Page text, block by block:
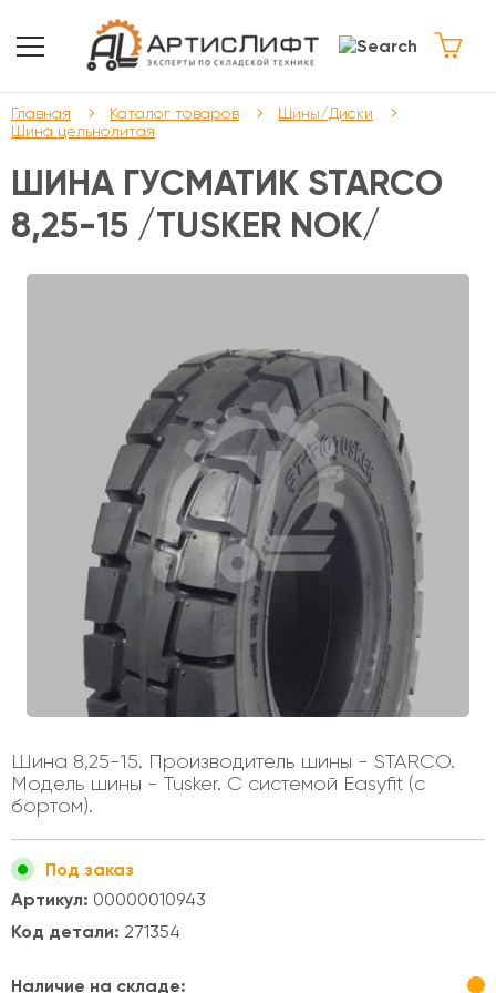
Главная Каталог товаров
Шины/Диски
Шина цельнолитая
ШИНА ГУСМАТИК STARCO
8,25-15 /TUSKER NOK/
Шина 8,25-15. Производитель шины - STARCO.
Модель шины - Tusker. С системой Easyfit (с
бортом).
Под заказ
Артикул: 00000010943
Код детали: 271354
Наличие на складе: